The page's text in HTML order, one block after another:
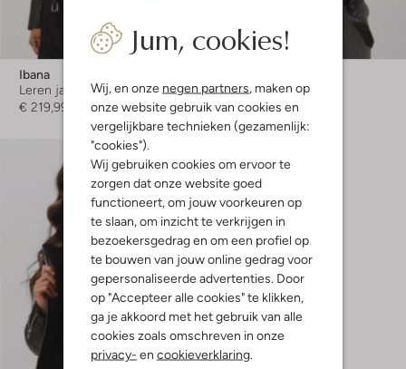
Jum, cookies!
Wij, en onze negen partners , maken op
onze website gebruik van cookies en
vergelijkbare technieken (gezamenlijk:
"cookies").
Wij gebruiken cookies om ervoor te
zorgen dat onze website goed
functioneert, om jouw voorkeuren op
te slaan, om inzicht te verkrijgen in
bezoekersgedrag en om een profiel op
te bouwen van jouw online gedrag voor
gepersonaliseerde advertenties. Door
op "Accepteer alle cookies" te klikken,
ga je akkoord met het gebruik van alle
cookies zoals omschreven in onze
privacy- en cookieverklaring
Ibana
Leren jas
€ 219,99
Laatste maten
Leren jas
€ 219,95